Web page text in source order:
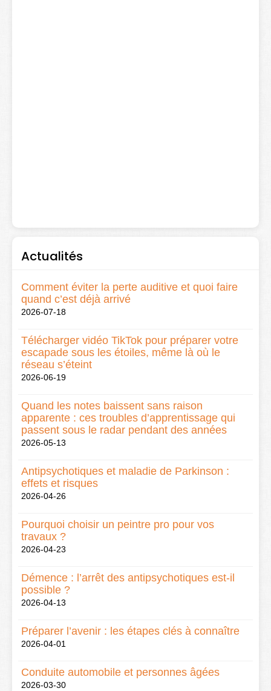
Actualités
Comment éviter la perte auditive et quoi faire
quand c’est déjà arrivé
2026-07-18
Télécharger vidéo TikTok pour préparer votre
escapade sous les étoiles, même là où le
réseau s’éteint
2026-06-19
Quand les notes baissent sans raison
apparente : ces troubles d’apprentissage qui
passent sous le radar pendant des années
2026-05-13
Antipsychotiques et maladie de Parkinson :
effets et risques
2026-04-26
Pourquoi choisir un peintre pro pour vos
travaux ?
2026-04-23
Démence : l’arrêt des antipsychotiques est-il
possible ?
2026-04-13
Préparer l’avenir : les étapes clés à connaître
2026-04-01
Conduite automobile et personnes âgées
2026-03-30